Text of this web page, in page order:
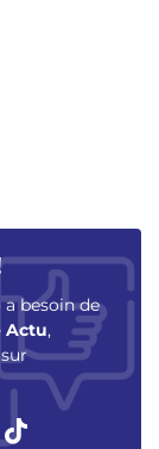
besoin de
Actu,